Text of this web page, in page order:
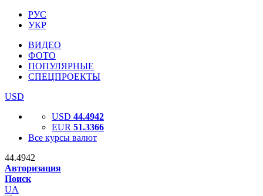
РУС
УКР
ВИДЕО
ФОТО
ПОПУЛЯРНЫЕ
СПЕЦПРОЕКТЫ
USD
USD 44.4942
EUR 51.3366
Все курсы валют
44.4942
Авторизация
Поиск
UA